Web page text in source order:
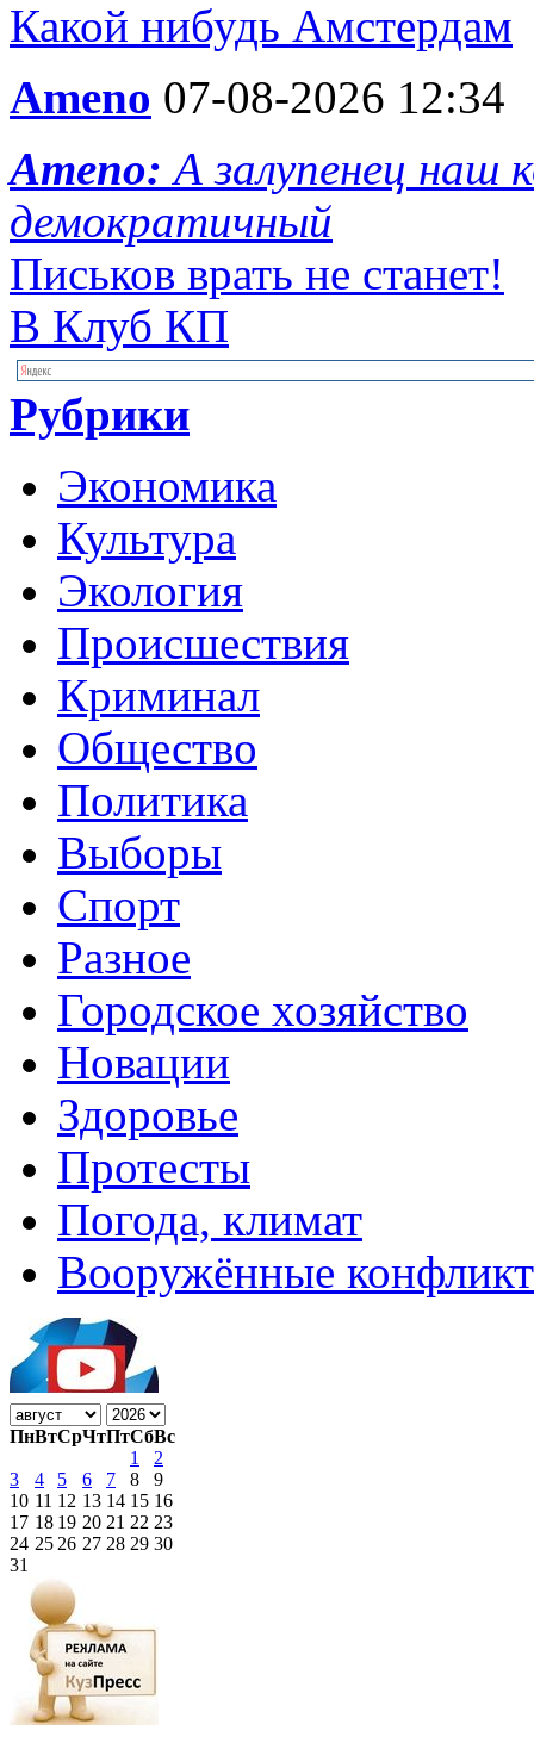
Какой нибудь Амстердам
Ameno 07-08-2026 12:34
Ameno:А залупенец наш
демократичный
Письков врать не станет!
В Клуб КП
Рубрики
Экономика
Культура
Экология
Происшествия
Криминал
Общество
Политика
Выборы
Спорт
Разное
Городское хозяйство
Новации
Здоровье
Протесты
Погода, климат
Вооружённые
ПнВтСрЧтПтСбВс
1
2
3
4 5 6 7 8
9
10 11 12 13 14 15 16
17 18 19 20 21 22 23
24 25 26 27 28 29 30
31